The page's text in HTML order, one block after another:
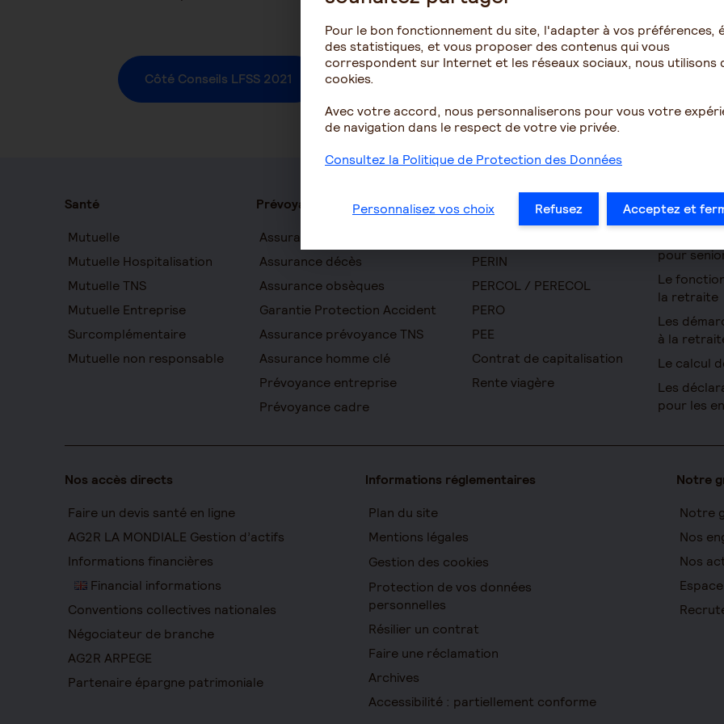
Côté Conseils LFSS 2021
Santé
Mutuelle
Mutuelle Hospitalisation
Mutuelle TNS
Mutuelle Entreprise
Surcomplémentaire
Mutuelle non responsable
Prévoyance
Assurance autonomie
Assurance décès
Assurance obsèques
Garantie Protection Accident
Assurance prévoyance TNS
Assurance homme clé
Prévoyance entreprise
Prévoyance cadre
Épargne
PERIN
PERCOL / PERECOL
PERO
PEE
Contrat de capitalisation
Rente viagère
Retraite
pour
Le
la retraite
Les
à la
Le calcul
Les
pour les
Nos accès directs
Faire un devis santé en ligne
AG2R LA MONDIALE Gestion d’actifs
Informations financières
Financial informations
Conventions collectives nationales
Négociateur de branche
AG2R ARPEGE
Partenaire épargne patrimoniale
Informations réglementaires
Plan du site
Mentions légales
Gestion des cookies
Protection de vos données
personnelles
Résilier un contrat
Faire une réclamation
Archives
Accessibilité : partiellement conforme
Notre
Notre
Nos
Nos
Pour le bon fonctionnement du site, l'adapter à vos préférences,
des statistiques, et vous proposer des contenus qui vous
correspondent sur Internet et les réseaux sociaux, nous utilisons
cookies.
Avec votre accord, nous personnaliserons pour vous votre
de navigation dans le respect de votre vie privée.
Consultez la Politique de Protection des Données
Personnalisez vos choix Refusez Acceptez et